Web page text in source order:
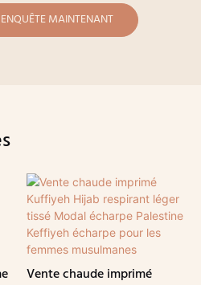
MAINTENANT
Vente chaude imprimé